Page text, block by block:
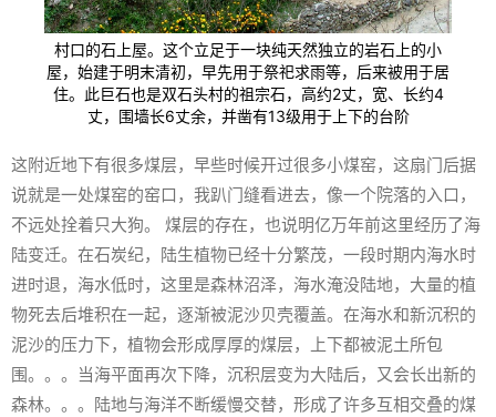
村口的石上屋。这个立足于一块纯天然独立的岩石上的小
屋，始建于明末清初，早先用于祭祀求雨等，后来被用于居
住。此巨石也是双石头村的祖宗石，高约2丈，宽、长约4
丈，围墙长6丈余，并凿有13级用于上下的台阶
这附近地下有很多煤层，早些时候开过很多小煤窑，这扇门后据
说就是一处煤窑的窑口，我趴门缝看进去，像一个院落的入口，
不远处拴着只大狗。 煤层的存在，也说明亿万年前这里经历了海
陆变迁。在石炭纪，陆生植物已经十分繁茂，一段时期内海水时
进时退，海水低时，这里是森林沼泽，海水淹没陆地，大量的植
物死去后堆积在一起，逐渐被泥沙贝壳覆盖。在海水和新沉积的
泥沙的压力下，植物会形成厚厚的煤层，上下都被泥土所包
围。。。当海平面再次下降，沉积层变为大陆后，又会长出新的
森林。。。陆地与海洋不断缓慢交替，形成了许多互相交叠的煤